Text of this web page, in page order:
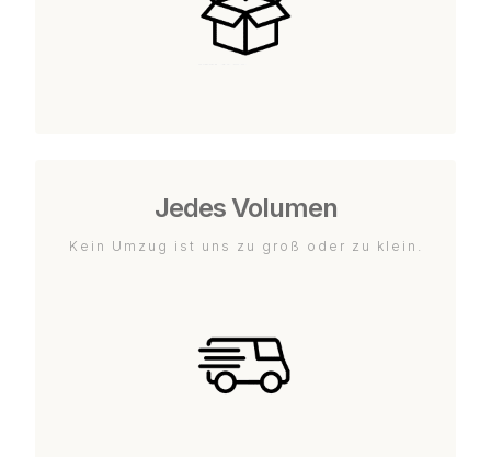
Jedes Volumen
Kein Umzug ist uns zu groß oder zu klein.